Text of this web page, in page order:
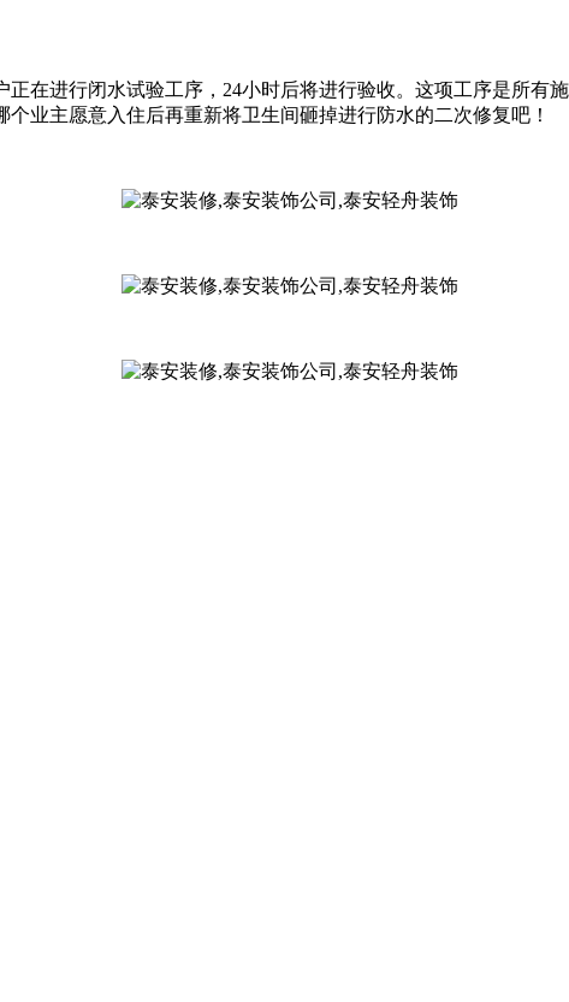
在进行闭水试验工序，24小时后将进行验收。这项工序是所有
业主愿意入住后再重新将卫生间砸掉进行防水的二次修复吧！